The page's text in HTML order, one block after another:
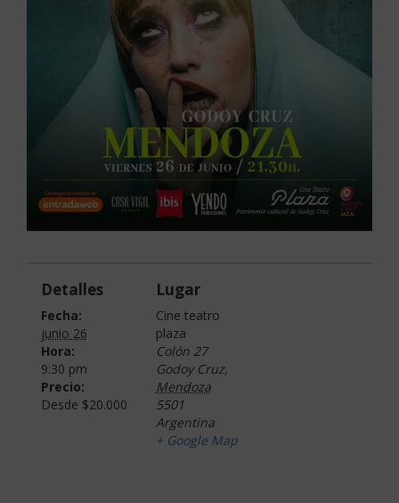
Detalles
Fecha:
junio 26
Hora:
9:30 pm
Precio:
Desde $20.000
Lugar
Cine teatro
plaza
Colón 27
Godoy Cruz,
Mendoza
5501
Argentina
+ Google Map